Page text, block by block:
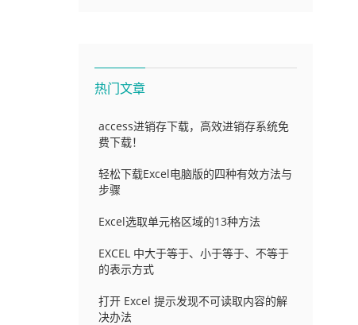
热门文章
access进销存下载，高效进销存系统免
费下载！
轻松下载Excel电脑版的四种有效方法与
步骤
Excel选取单元格区域的13种方法
EXCEL 中大于等于、小于等于、不等于
的表示方式
打开 Excel 提示发现不可读取内容的解
决办法